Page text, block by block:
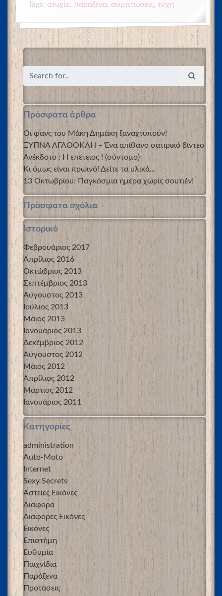
Tags: ατυχία, παράξενα, συμπτώσεις, τύχη
Πρόσφατα άρθρα
Οι φανς του Μάκη Δημάκη ξαναχτυπούν!
ΞΥΠΝΑ ΑΓΑΘΟΚΛΗ – Ένα απίθανο σατιρικό βίντεο
Ανέκδοτο : Η επέτειος ! (σύντομο)
Κι όμως είναι πρωινό! Δείτε τα υλικά…
13 Οκτωβρίου: Παγκόσμια ημέρα χωρίς σουτιέν!
Πρόσφατα σχόλια
Ιστορικό
Φεβρουάριος 2017
Απρίλιος 2016
Οκτώβριος 2013
Σεπτέμβριος 2013
Αύγουστος 2013
Ιούλιος 2013
Μάιος 2013
Ιανουάριος 2013
Δεκέμβριος 2012
Αύγουστος 2012
Μάιος 2012
Απρίλιος 2012
Μάρτιος 2012
Ιανουάριος 2011
Kατηγορίες
administration
Auto-Moto
Internet
Sexy Secrets
Αστείες Εικόνες
Διάφορα
Διάφορες Εικόνες
Εικόνες
Επιστήμη
Ευθυμία
Παιχνίδια
Παράξενα
Προτάσεις